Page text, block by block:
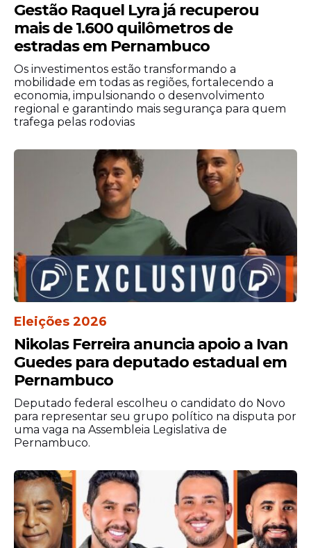
Gestão Raquel Lyra já recuperou
mais de 1.600 quilômetros de
estradas em Pernambuco
Os investimentos estão transformando a
mobilidade em todas as regiões, fortalecendo a
economia, impulsionando o desenvolvimento
regional e garantindo mais segurança para quem
trafega pelas rodovias
Eleições 2026
Nikolas Ferreira anuncia apoio a Ivan
Guedes para deputado estadual em
Pernambuco
Deputado federal escolheu o candidato do Novo
para representar seu grupo político na disputa por
uma vaga na Assembleia Legislativa de
Pernambuco.